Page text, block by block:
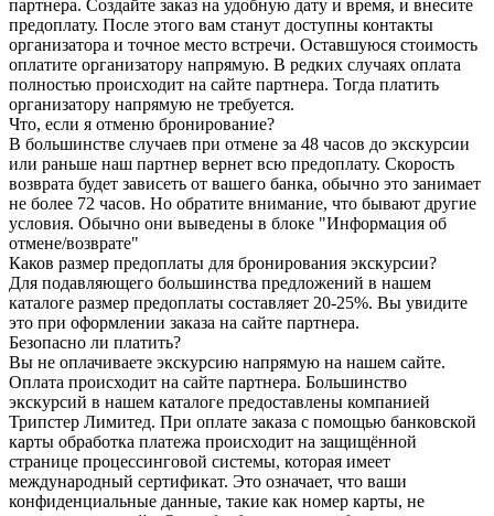
партнера. Создайте заказ на удобную дату и время, и внесите
предоплату. После этого вам станут доступны контакты
организатора и точное место встречи. Оставшуюся стоимость
оплатите организатору напрямую. В редких случаях оплата
полностью происходит на сайте партнера. Тогда платить
организатору напрямую не требуется.
Что, если я отменю бронирование?
В большинстве случаев при отмене за 48 часов до экскурсии
или раньше наш партнер вернет всю предоплату. Скорость
возврата будет зависеть от вашего банка, обычно это занимает
не более 72 часов. Но обратите внимание, что бывают другие
условия. Обычно они выведены в блоке "Информация об
отмене/возврате"
Каков размер предоплаты для бронирования экскурсии?
Для подавляющего большинства предложений в нашем
каталоге размер предоплаты составляет 20-25%. Вы увидите
это при оформлении заказа на сайте партнера.
Безопасно ли платить?
Вы не оплачиваете экскурсию напрямую на нашем сайте.
Оплата происходит на сайте партнера. Большинство
экскурсий в нашем каталоге предоставлены компанией
Трипстер Лимитед. При оплате заказа с помощью банковской
карты обработка платежа происходит на защищённой
странице процессинговой системы, которая имеет
международный сертификат. Это означает, что ваши
конфиденциальные данные, такие как номер карты, не